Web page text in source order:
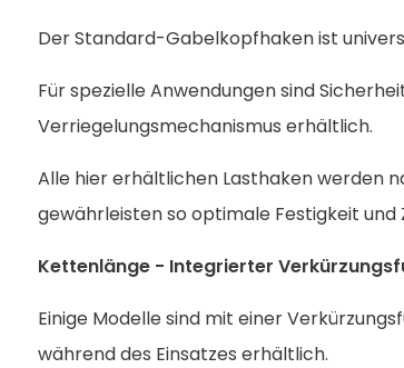
Der Standard-Gabelkopfhaken ist
Für spezielle Anwendungen sind
Verriegelungsmechanismus erhältlich.
Alle hier erhältlichen Lasthaken werden
gewährleisten so optimale Festigkeit und
Kettenlänge - Integrierter
Einige Modelle sind mit einer
während des Einsatzes erhältlich.